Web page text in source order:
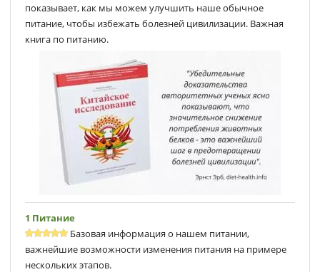
показывает, как мы можем улучшить наше обычное
питание, чтобы избежать болезней цивилизации. Важная
книга по питанию.
1 Питание
Базовая информация о нашем питании,
важнейшие возможности изменения питания на примере
нескольких этапов.